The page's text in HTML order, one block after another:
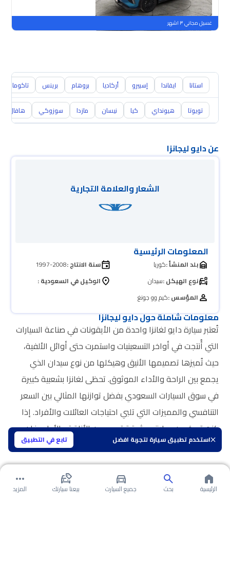
استخدم تطبيق سيارة لتجربة افضل تابع في التطبيق
جديدة
ملوحة
غسيل مجاني ٣ اشهر
استانا ايفاندا إسبيرو أركاديا بروهام برينس تاكوما
تويوتا هيونداي كيا نيسان مازدا سوزوكي هافال
عن دايو ليجانزا
الشعار والعلامة التجارية
المعلومات الرئيسية
بلد المنشأ :كوريا سنة الانتاج :1997-2008
نوع الهيكل :سيدان
الوكيل في السعودية :
المؤسس :كيم وو جونغ
معلومات شاملة حول دايو ليجانزا
تُعتبر سيارة دايو لغانزا واحدة من الأيقونات في صناعة السيارات
التي أُنتجت في أواخر التسعينيات واستمرت حتى أوائل الألفية،
حيث تُميزها تصميمها الأنيق وهيكلها من نوع سيدان الذي
يجمع بين الراحة والأداء الموثوق. تحظى لغانزا بشعبية كبيرة
في سوق السيارات السعودي بفضل توازنها المثالي بين السعر
التنافسي والمميزات التي تلبي احتياجات العائلات والأفراد. إذا
كنت تبحث عن سيارة موثوقة تجمع بين الأناقة والأداء، فإن
دايو لغانزا تمثل خياراً مثالياً يناسب جميع الأذواق والمطالب.
الرئيسية بحث جميع السيارت بيعنا سيارتك المزيد